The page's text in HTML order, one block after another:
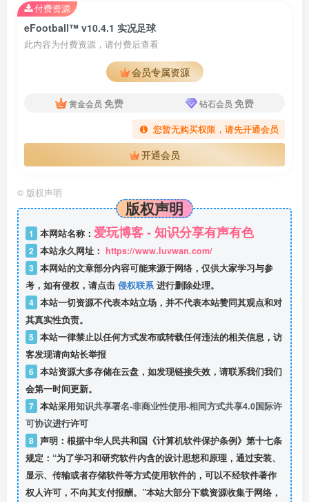
eFootball™ v10.4.1 实况足球
此内容为付费资源，请付费后查看
会员专属资源
黄金会员 免费 钻石会员 免费
您暂无购买权限，请先开通会员
开通会员
付费资源
© 版权声明
版权声明
1 本网站名称： 爱玩博客 - 知识分享有声有色
2 本站永久网址： https://www.luvwan.com/
3 本网站的文章部分内容可能来源于网络，仅供大家学习与参
考，如有侵权，请点击 侵权联系 进行删除处理。
4 本站一切资源不代表本站立场，并不代表本站赞同其观点和对
其真实性负责。
5 本站一律禁止以任何方式发布或转载任何违法的相关信息，访
客发现请向站长举报
6 本站资源大多存储在云盘，如发现链接失效，请联系我们我们
会第一时间更新。
7 本站采用知识共享署名-非商业性使用-相同方式共享4.0国际许
可协议进行许可
8 声明：根据中华人民共和国《计算机软件保护条例》第十七条
规定：“为了学习和研究软件内含的设计思想和原理，通过安装、
显示、传输或者存储软件等方式使用软件的，可以不经软件著作
权人许可，不向其支付报酬。”本站大部分下载资源收集于网络，